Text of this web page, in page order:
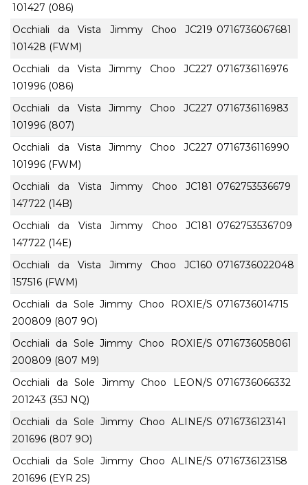
101427 (086)
Occhiali da Vista Jimmy Choo JC219
101428 (FWM)
0716736067681
Occhiali da Vista Jimmy Choo JC227
101996 (086)
0716736116976
Occhiali da Vista Jimmy Choo JC227
101996 (807)
0716736116983
Occhiali da Vista Jimmy Choo JC227
101996 (FWM)
0716736116990
Occhiali da Vista Jimmy Choo JC181
147722 (14B)
0762753536679
Occhiali da Vista Jimmy Choo JC181
147722 (14E)
0762753536709
Occhiali da Vista Jimmy Choo JC160
157516 (FWM)
0716736022048
Occhiali da Sole Jimmy Choo ROXIE/S
200809 (807 9O)
0716736014715
Occhiali da Sole Jimmy Choo ROXIE/S
200809 (807 M9)
0716736058061
Occhiali da Sole Jimmy Choo LEON/S
201243 (35J NQ)
0716736066332
Occhiali da Sole Jimmy Choo ALINE/S
201696 (807 9O)
0716736123141
Occhiali da Sole Jimmy Choo ALINE/S
201696 (EYR 2S)
0716736123158